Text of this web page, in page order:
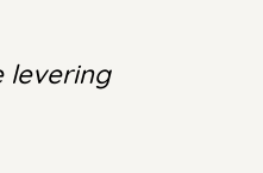
levering